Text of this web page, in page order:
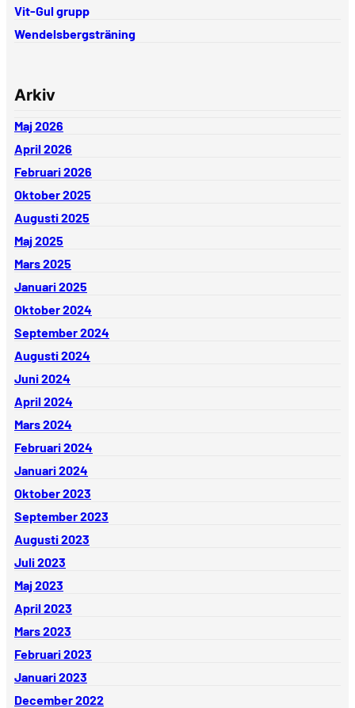
Vit-Gul grupp
Wendelsbergsträning
Arkiv
Maj 2026
April 2026
Februari 2026
Oktober 2025
Augusti 2025
Maj 2025
Mars 2025
Januari 2025
Oktober 2024
September 2024
Augusti 2024
Juni 2024
April 2024
Mars 2024
Februari 2024
Januari 2024
Oktober 2023
September 2023
Augusti 2023
Juli 2023
Maj 2023
April 2023
Mars 2023
Februari 2023
Januari 2023
December 2022